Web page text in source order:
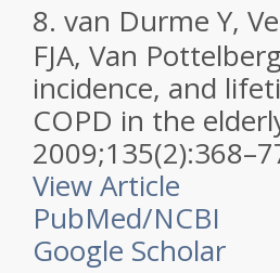
8. van Durme Y,
FJA, Van
incidence, and
COPD in the
View Article
PubMed/NCBI
Google Scholar